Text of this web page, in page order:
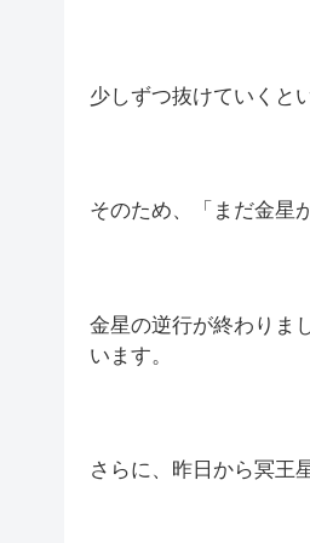
少しずつ抜けていくと
そのため、「まだ金星
金星の逆行が終わりま
います。
さらに、昨日から冥王